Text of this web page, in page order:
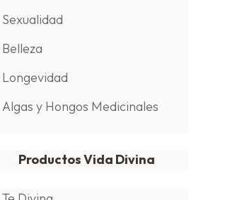
Sexualidad
Belleza
Longevidad
Algas y Hongos Medicinales
Productos Vida Divina